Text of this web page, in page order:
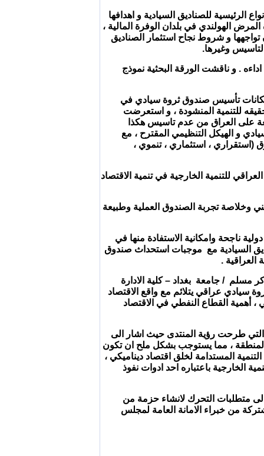
الرئيسية للصناديق السيادية و اهدافها
الهولندي في بلدان الوفرة المالية ،
تواجهها و شروط نجاح استثمار الصناديق
وغيرها.
. و ناقشت الورقة البحثية نموذج
تأسيس صندوق ثروة سيادي في
للتنمية المنشودة ، و استعرضت
على العراق من عدم تاسيس هكذا
و الهيكل التنظيمي المقترح ، مع
، استثماري ، تنموي ،
للتنمية الخارجية في تنمية الاقتصاد
وخلاصة تجربة الصندوق العملية وطبيعة
ناجحة وامكانية الاستفادة منها في
السيادية مع موجبات استحداث صندوق
مسلم / جامعة بغداد – كلية الادارة
سيادي عراقي يتلائم مع واقع الاقتصاد
أهمية القطاع النفطي في الاقتصاد
التي طرحت رؤية المنتدى حيث اشار الى
المنطقة ، مما يستوجب بشكل ملح ان تكون
المستدامة لخلق اقتصاد ديناميكي ،
الخارجية باعتباره احد ادوات نفوذ
متطلبات التحرك لانشاء حزمة من
من خبراء الامانة العامة لمجلس